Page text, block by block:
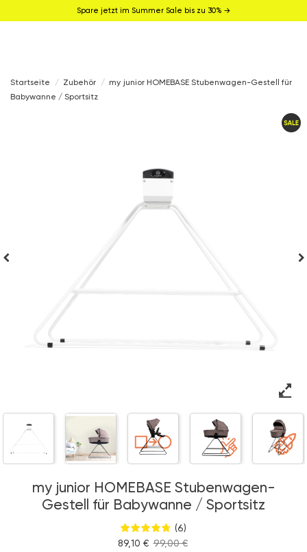
Spare jetzt im Summer Sale bis zu 30% →
Startseite Zubehör
my junior HOMEBASE Stubenwagen-Gestell für
Babywanne / Sportsitz
my junior HOMEBASE Stubenwagen-
Gestell für Babywanne / Sportsitz
(6)
89,10 € 99,00 €